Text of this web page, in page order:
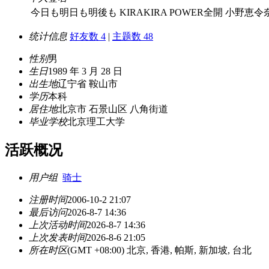
今日も明日も明後も KIRAKIRA POWER全開 小野恵令
统计信息 好友数 4 | 主题数 48
性别男
生日1989 年 3 月 28 日
出生地辽宁省 鞍山市
学历本科
居住地北京市 石景山区 八角街道
毕业学校北京理工大学
活跃概况
用户组 骑士
注册时间2006-10-2 21:07
最后访问2026-8-7 14:36
上次活动时间2026-8-7 14:36
上次发表时间2026-8-6 21:05
所在时区(GMT +08:00) 北京, 香港, 帕斯, 新加坡, 台北